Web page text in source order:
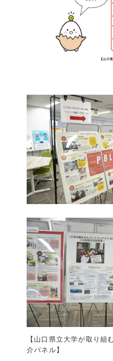
【山口県立大学が取り組
介パネル】